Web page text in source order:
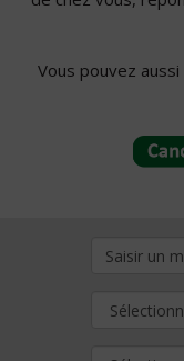
Vous pouvez